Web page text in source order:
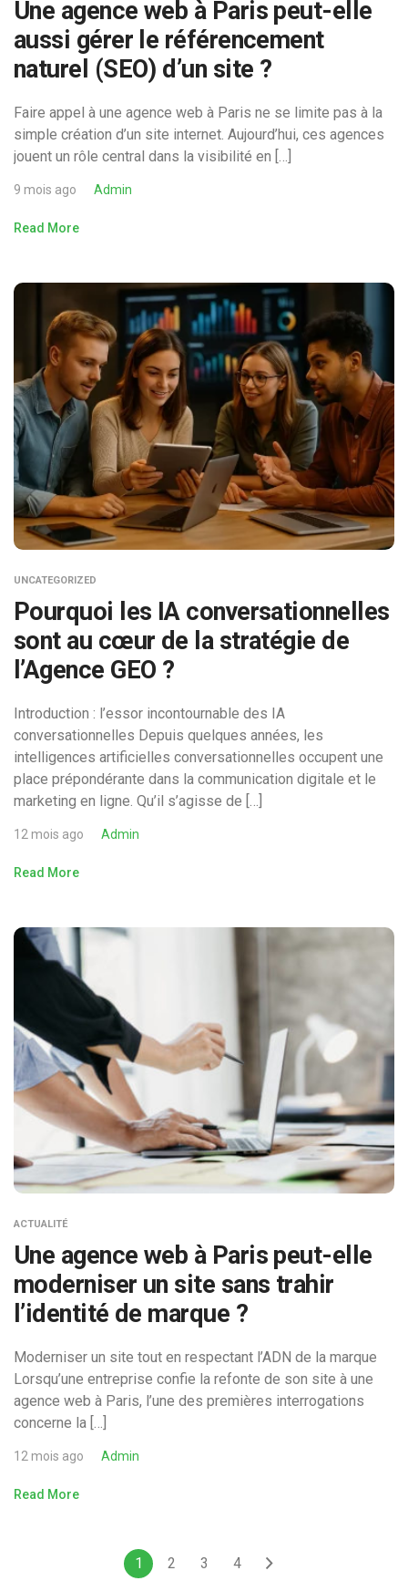
Une agence web à Paris peut-elle
aussi gérer le référencement
naturel (SEO) d’un site ?
Faire appel à une agence web à Paris ne se limite pas à la
simple création d’un site internet. Aujourd’hui, ces agences
jouent un rôle central dans la visibilité en […]
9 mois ago Admin
Read More
UNCATEGORIZED
Pourquoi les IA conversationnelles
sont au cœur de la stratégie de
l’Agence GEO ?
Introduction : l’essor incontournable des IA
conversationnelles Depuis quelques années, les
intelligences artificielles conversationnelles occupent une
place prépondérante dans la communication digitale et le
marketing en ligne. Qu’il s’agisse de […]
12 mois ago Admin
Read More
ACTUALITÉ
Une agence web à Paris peut-elle
moderniser un site sans trahir
l’identité de marque ?
Moderniser un site tout en respectant l’ADN de la marque
Lorsqu’une entreprise confie la refonte de son site à une
agence web à Paris, l’une des premières interrogations
concerne la […]
12 mois ago Admin
Read More
1 2 3 4